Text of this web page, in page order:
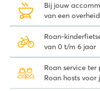
Bij jouw
van een
Roan-
van 0 t/m 6 jaar
Roan service
Roan hosts voor